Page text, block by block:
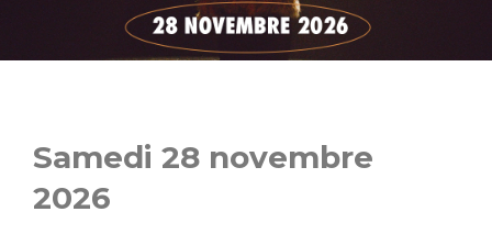
Samedi 28 novembre
2026